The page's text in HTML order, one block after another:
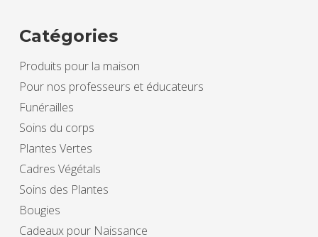
Catégories
Produits pour la maison
Pour nos professeurs et éducateurs
Funérailles
Soins du corps
Plantes Vertes
Cadres Végétals
Soins des Plantes
Bougies
Cadeaux pour Naissance